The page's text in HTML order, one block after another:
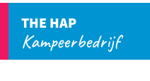
THE HAP
Kampeerbedrijf